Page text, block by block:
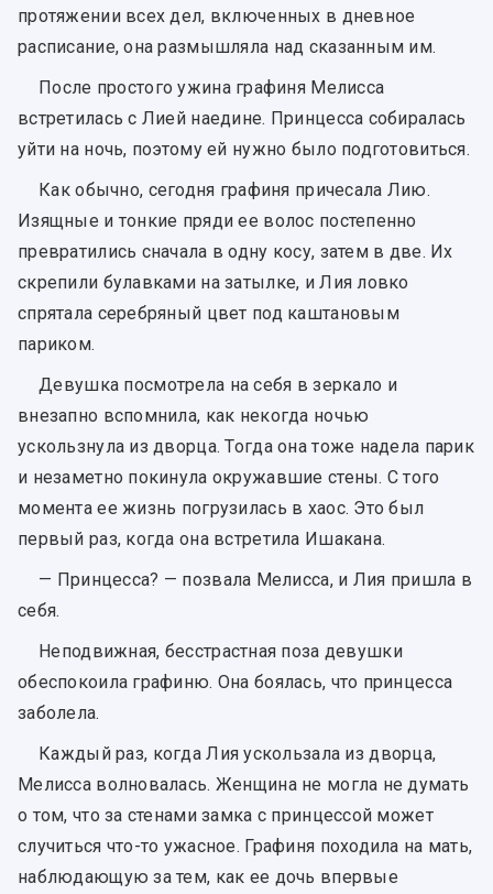
протяжении всех дел, включенных в дневное
расписание, она размышляла над сказанным им.
После простого ужина графиня Мелисса
встретилась с Лией наедине. Принцесса собиралась
уйти на ночь, поэтому ей нужно было подготовиться.
Как обычно, сегодня графиня причесала Лию.
Изящные и тонкие пряди ее волос постепенно
превратились сначала в одну косу, затем в две. Их
скрепили булавками на затылке, и Лия ловко
спрятала серебряный цвет под каштановым
париком.
Девушка посмотрела на себя в зеркало и
внезапно вспомнила, как некогда ночью
ускользнула из дворца. Тогда она тоже надела парик
и незаметно покинула окружавшие стены. С того
момента ее жизнь погрузилась в хаос. Это был
первый раз, когда она встретила Ишакана.
— Принцесса? — позвала Мелисса, и Лия пришла в
себя.
Неподвижная, бесстрастная поза девушки
обеспокоила графиню. Она боялась, что принцесса
заболела.
Каждый раз, когда Лия ускользала из дворца,
Мелисса волновалась. Женщина не могла не думать
о том, что за стенами замка с принцессой может
случиться что-то ужасное. Графиня походила на мать,
наблюдающую за тем, как ее дочь впервые